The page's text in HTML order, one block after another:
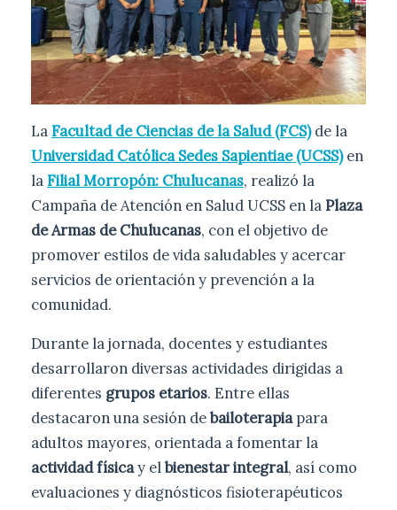
LaFacultad de Ciencias de la Salud (FCS)de la
Universidad Católica Sedes Sapientiae (UCSS)en
laFilial Morropón: Chulucanas, realizó la
Campaña de Atención en Salud UCSS en laPlaza
de Armas de Chulucanas, con el objetivo de
promover estilos de vida saludables y acercar
servicios de orientación y prevención a la
comunidad.
Durante la jornada, docentes y estudiantes
desarrollaron diversas actividades dirigidas a
diferentes grupos etarios. Entre ellas
destacaron una sesión debailoterapiapara
adultos mayores, orientada a fomentar la
actividad físicay elbienestar integral, así como
evaluaciones y diagnósticos fisioterapéuticos